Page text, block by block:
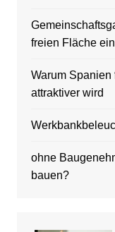
freien Fläche
Warum Spanien
attraktiver wird
ohne
bauen?